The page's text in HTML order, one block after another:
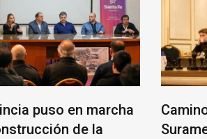
puso en marcha
de la